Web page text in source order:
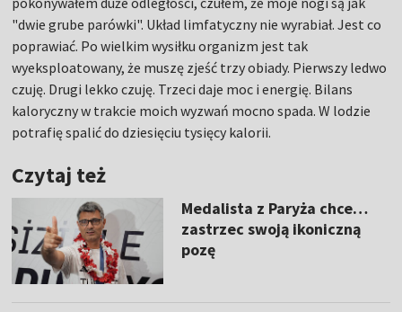
"dwie grube parówki". Układ limfatyczny nie wyrabiał. Jest co
poprawiać. Po wielkim wysiłku organizm jest tak
wyeksploatowany, że muszę zjeść trzy obiady. Pierwszy ledwo
czuję. Drugi lekko czuję. Trzeci daje moc i energię. Bilans
kaloryczny w trakcie moich wyzwań mocno spada. W lodzie
potrafię spalić do dziesięciu tysięcy kalorii.
Czytaj też
Medalista z Paryża chce…
zastrzec swoją ikoniczną
pozę